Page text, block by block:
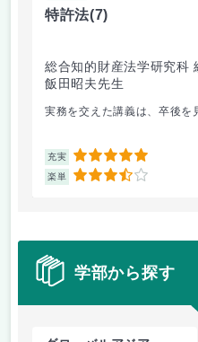
特許法(7)
総合知的財産法学研究科
飯田昭夫先生
実務を交えた講義は、卒後を
充実 5
楽単 3.5
学部から探す